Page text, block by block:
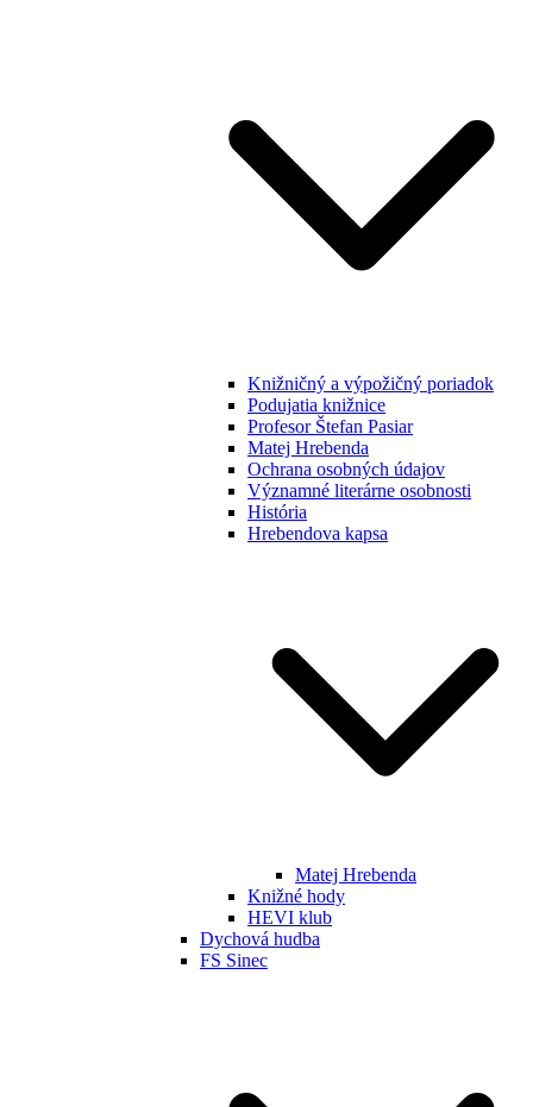
Knižničný a výpožičný poriadok
Podujatia knižnice
Profesor Štefan Pasiar
Matej Hrebenda
Ochrana osobných údajov
Významné literárne osobnosti
História
Hrebendova kapsa
Matej Hrebenda
Knižné hody
HEVI klub
Dychová hudba
FS Sinec